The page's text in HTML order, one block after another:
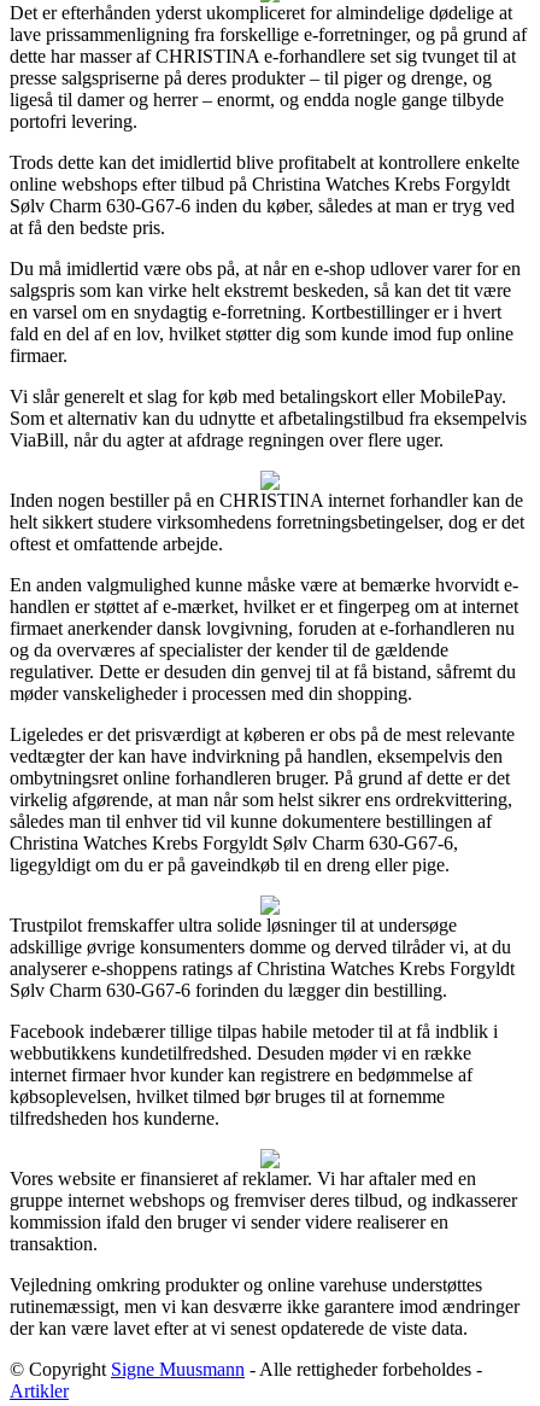
Det er efterhånden yderst ukompliceret for almindelige dødelige at
lave prissammenligning fra forskellige e-forretninger, og på grund af
dette har masser af CHRISTINA e-forhandlere set sig tvunget til at
presse salgspriserne på deres produkter – til piger og drenge, og
ligeså til damer og herrer – enormt, og endda nogle gange tilbyde
portofri levering.
Trods dette kan det imidlertid blive profitabelt at kontrollere enkelte
online webshops efter tilbud på Christina Watches Krebs Forgyldt
Sølv Charm 630-G67-6 inden du køber, således at man er tryg ved
at få den bedste pris.
Du må imidlertid være obs på, at når en e-shop udlover varer for en
salgspris som kan virke helt ekstremt beskeden, så kan det tit være
en varsel om en snydagtig e-forretning. Kortbestillinger er i hvert
fald en del af en lov, hvilket støtter dig som kunde imod fup online
firmaer.
Vi slår generelt et slag for køb med betalingskort eller MobilePay.
Som et alternativ kan du udnytte et afbetalingstilbud fra eksempelvis
ViaBill, når du agter at afdrage regningen over flere uger.
Inden nogen bestiller på en CHRISTINA internet forhandler kan de
helt sikkert studere virksomhedens forretningsbetingelser, dog er det
oftest et omfattende arbejde.
En anden valgmulighed kunne måske være at bemærke hvorvidt e-
handlen er støttet af e-mærket, hvilket er et fingerpeg om at internet
firmaet anerkender dansk lovgivning, foruden at e-forhandleren nu
og da overværes af specialister der kender til de gældende
regulativer. Dette er desuden din genvej til at få bistand, såfremt du
møder vanskeligheder i processen med din shopping.
Ligeledes er det prisværdigt at køberen er obs på de mest relevante
vedtægter der kan have indvirkning på handlen, eksempelvis den
ombytningsret online forhandleren bruger. På grund af dette er det
virkelig afgørende, at man når som helst sikrer ens ordrekvittering,
således man til enhver tid vil kunne dokumentere bestillingen af
Christina Watches Krebs Forgyldt Sølv Charm 630-G67-6,
ligegyldigt om du er på gaveindkøb til en dreng eller pige.
Trustpilot fremskaffer ultra solide løsninger til at undersøge
adskillige øvrige konsumenters domme og derved tilråder vi, at du
analyserer e-shoppens ratings af Christina Watches Krebs Forgyldt
Sølv Charm 630-G67-6 forinden du lægger din bestilling.
Facebook indebærer tillige tilpas habile metoder til at få indblik i
webbutikkens kundetilfredshed. Desuden møder vi en række
internet firmaer hvor kunder kan registrere en bedømmelse af
købsoplevelsen, hvilket tilmed bør bruges til at fornemme
tilfredsheden hos kunderne.
Vores website er finansieret af reklamer. Vi har aftaler med en
gruppe internet webshops og fremviser deres tilbud, og indkasserer
kommission ifald den bruger vi sender videre realiserer en
transaktion.
Vejledning omkring produkter og online varehuse understøttes
rutinemæssigt, men vi kan desværre ikke garantere imod ændringer
der kan være lavet efter at vi senest opdaterede de viste data.
© Copyright Signe Muusmann - Alle rettigheder forbeholdes -
Artikler